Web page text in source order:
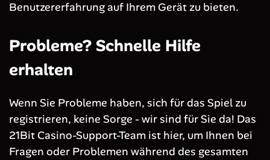
Benutzererfahrung auf Ihrem Gerät zu bieten.
Probleme? Schnelle Hilfe
erhalten
Wenn Sie Probleme haben, sich für das Spiel zu
registrieren, keine Sorge - wir sind für Sie da! Das
21Bit Casino-Support-Team ist hier, um Ihnen bei
Fragen oder Problemen während des gesamten